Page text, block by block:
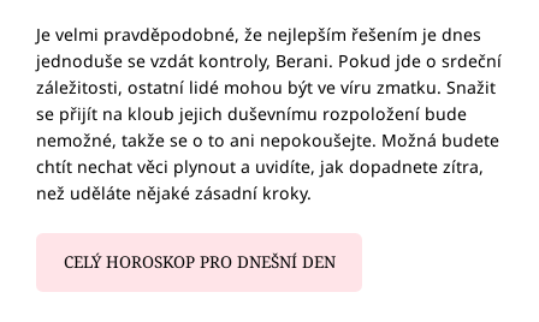
Je velmi pravděpodobné, že nejlepším řešením je dnes
jednoduše se vzdát kontroly, Berani. Pokud jde o srdeční
záležitosti, ostatní lidé mohou být ve víru zmatku. Snažit
se přijít na kloub jejich duševnímu rozpoložení bude
nemožné, takže se o to ani nepokoušejte. Možná budete
chtít nechat věci plynout a uvidíte, jak dopadnete zítra,
než uděláte nějaké zásadní kroky.
CELÝ HOROSKOP PRO DNEŠNÍ DEN